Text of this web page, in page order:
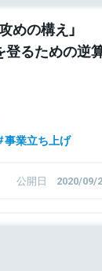
めの構え」
登るための逆
事業立ち上げ
公開日 2020/09/